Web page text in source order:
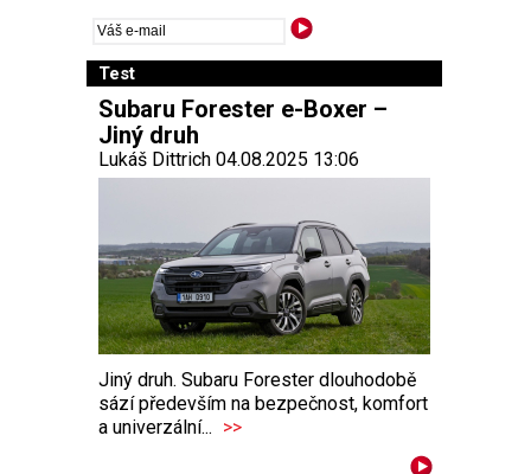
Test
Subaru Forester e-Boxer –
Jiný druh
Lukáš Dittrich 04.08.2025 13:06
Jiný druh. Subaru Forester dlouhodobě
sází především na bezpečnost, komfort
a univerzální... >>